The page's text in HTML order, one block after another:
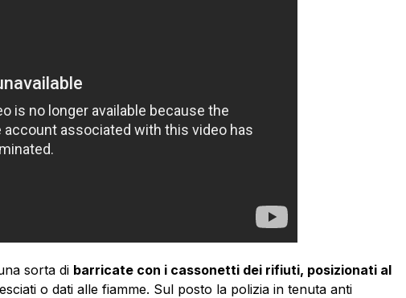
sorta di barricate con i cassonetti dei rifiuti, posizionati al
o dati alle fiamme. Sul posto la polizia in tenuta anti